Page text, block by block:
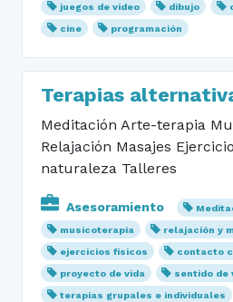
juegos de video
dibujo
cine
programación
Terapias
Meditación Arte-terapia
Relajación Masajes
naturaleza Talleres
Asesoramiento
musicoterapia
relajación y
ejercicios físicos
contacto
proyecto de vida
sentido de
terapias grupales e individuales